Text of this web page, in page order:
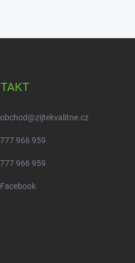
obchod@zijtekvalitne.cz
777 966 959
777 966 959
Facebook